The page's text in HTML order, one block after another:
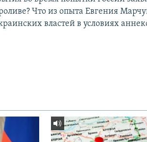
Что из опыта Евгения
властей в условиях